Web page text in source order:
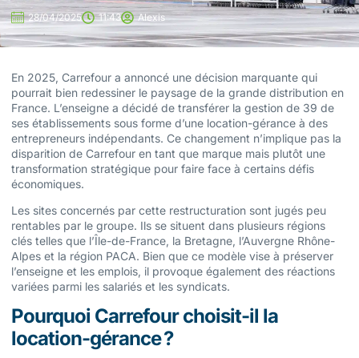
28/04/2025 11:43 Alexis
En 2025, Carrefour a annoncé une décision marquante qui
pourrait bien redessiner le paysage de la grande distribution en
France. L’enseigne a décidé de transférer la gestion de 39 de
ses établissements sous forme d’une location-gérance à des
entrepreneurs indépendants. Ce changement n’implique pas la
disparition de Carrefour en tant que marque mais plutôt une
transformation stratégique pour faire face à certains défis
économiques.
Les sites concernés par cette restructuration sont jugés peu
rentables par le groupe. Ils se situent dans plusieurs régions
clés telles que l’Île-de-France, la Bretagne, l’Auvergne Rhône-
Alpes et la région PACA. Bien que ce modèle vise à préserver
l’enseigne et les emplois, il provoque également des réactions
variées parmi les salariés et les syndicats.
Pourquoi Carrefour choisit-il la
location-gérance ?